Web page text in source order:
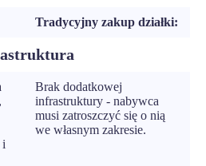
Tradycyjny zakup działki:
i
Brak dodatkowej
infrastruktury - nabywca
musi zatroszczyć się o nią
we własnym zakresie.